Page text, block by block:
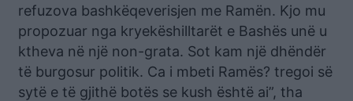
refuzova bashkëqeverisjen me Ramën. Kjo mu
propozuar nga kryekëshilltarët e Bashës unë u
ktheva në një non-grata. Sot kam një dhëndër
të burgosur politik. Ca i mbeti Ramës? tregoi së
sytë e të gjithë botës se kush është ai”, tha